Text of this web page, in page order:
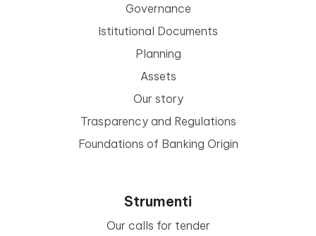
Governance
Istitutional Documents
Planning
Assets
Our story
Trasparency and Regulations
Foundations of Banking Origin
Strumenti
Our calls for tender